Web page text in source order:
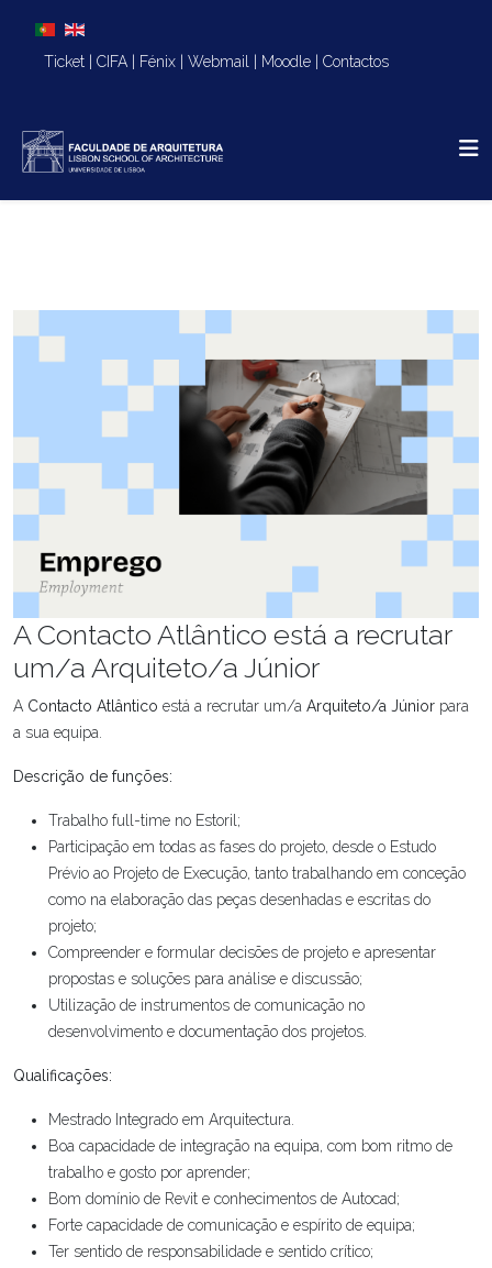
Escolha o seu idioma
Ticket CIFA Fénix Webmail Moodle Contactos
A Contacto Atlântico está a recrutar
um/a Arquiteto/a Júnior
A Contacto Atlântico está a recrutar um/a Arquiteto/a Júnior para
a sua equipa.
Descrição de funções:
Trabalho full-time no Estoril;
Participação em todas as fases do projeto, desde o Estudo
Prévio ao Projeto de Execução, tanto trabalhando em conceção
como na elaboração das peças desenhadas e escritas do
projeto;
Compreender e formular decisões de projeto e apresentar
propostas e soluções para análise e discussão;
Utilização de instrumentos de comunicação no
desenvolvimento e documentação dos projetos.
Qualificações:
Mestrado Integrado em Arquitectura.
Boa capacidade de integração na equipa, com bom ritmo de
trabalho e gosto por aprender;
Bom domínio de Revit e conhecimentos de Autocad;
Forte capacidade de comunicação e espírito de equipa;
Ter sentido de responsabilidade e sentido crítico;